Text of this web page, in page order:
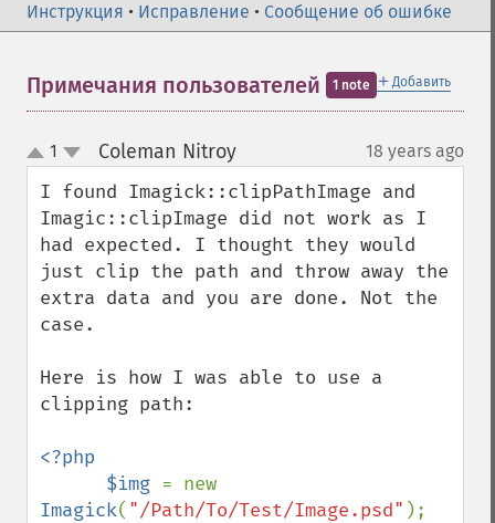
Инструкция • Исправление • Сообщение об ошибке
＋ Добавить
Примечания пользователей 1 note
up
down
1 Coleman Nitroy¶ 18 years ago
I found Imagick::clipPathImage and
Imagic::clipImage did not work as I
had expected. I thought they would
just clip the path and throw away the
extra data and you are done. Not the
case.
Here is how I was able to use a
clipping path:
<?php
      $img
Imagick( "/Path/To/Test/Image.psd" );